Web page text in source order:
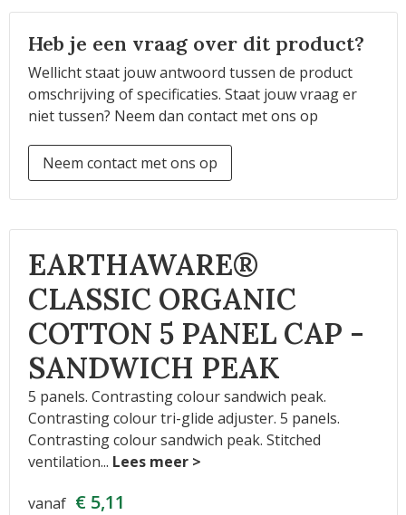
Heb je een vraag over dit product?
Wellicht staat jouw antwoord tussen de product
omschrijving of specificaties. Staat jouw vraag er
niet tussen? Neem dan contact met ons op
Neem contact met ons op
EARTHAWARE®
CLASSIC ORGANIC
COTTON 5 PANEL CAP -
SANDWICH PEAK
5 panels. Contrasting colour sandwich peak.
Contrasting colour tri-glide adjuster. 5 panels.
Contrasting colour sandwich peak. Stitched
ventilation...
vanaf € 5,11